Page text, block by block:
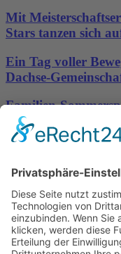
Mit
Stars tanzen sich
Ein Tag voller
Dachse-
Familien-
voller Bewegung,
Technischer
Tage
Stunden
Minuten
Sekunden